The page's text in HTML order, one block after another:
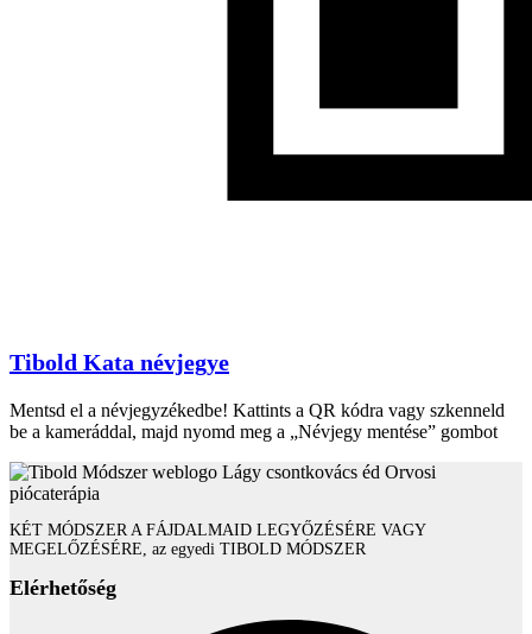
Tibold Kata névjegye
Mentsd el a névjegyzékedbe! Kattints a QR kódra vagy szkenneld
be a kameráddal, majd nyomd meg a „Névjegy mentése” gombot
KÉT MÓDSZER A FÁJDALMAID LEGYŐZÉSÉRE VAGY
MEGELŐZÉSÉRE, az egyedi TIBOLD MÓDSZER
Elérhetőség